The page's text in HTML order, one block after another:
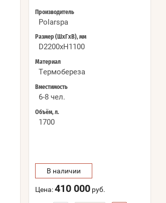
Производитель
Polarspa
Размер (ШхГхВ), мм
D2200хH1100
Материал
Термобереза
Вместимость
6-8 чел.
Объём, л.
1700
В наличии
Цена:410 000 руб.